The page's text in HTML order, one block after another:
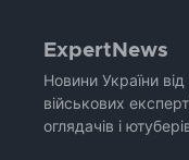
ExpertNews
Новини України
військових
оглядачів і